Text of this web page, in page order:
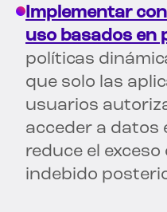
Implementar
uso basados en
políticas
que solo las
usuarios
acceder a datos
reduce el
indebido